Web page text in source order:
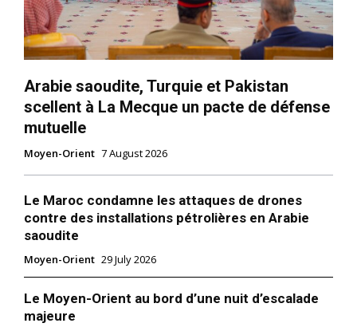
Arabie saoudite, Turquie et Pakistan
scellent à La Mecque un pacte de défense
mutuelle
Moyen-Orient 7 August 2026
Le Maroc condamne les attaques de drones
contre des installations pétrolières en Arabie
saoudite
Moyen-Orient 29 July 2026
Le Moyen-Orient au bord d’une nuit d’escalade
majeure